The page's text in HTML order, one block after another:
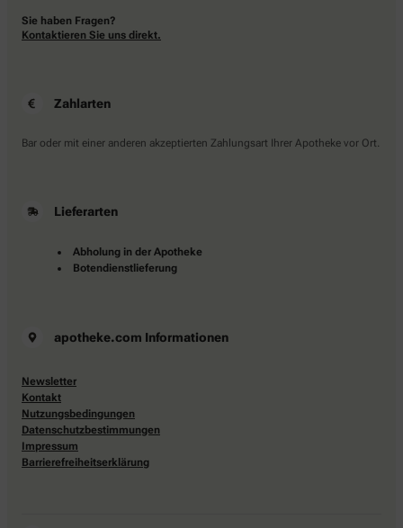
Sie haben Fragen?
Kontaktieren Sie uns direkt.
Zahlarten
Bar oder mit einer anderen akzeptierten Zahlungsart Ihrer Apotheke vor Ort.
Lieferarten
Abholung in der Apotheke
Botendienstlieferung
apotheke.com Informationen
Newsletter
Kontakt
Nutzungsbedingungen
Datenschutzbestimmungen
Impressum
Barrierefreiheitserklärung